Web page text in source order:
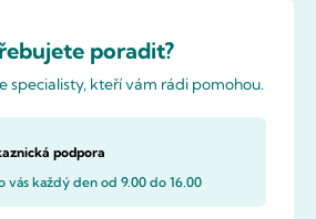
poradit?
specialisty, kteří vám rádi pomohou.
podpora
vás každý den od 9.00 do 16.00